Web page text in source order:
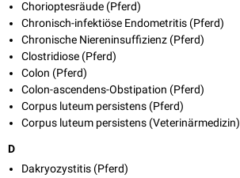
Chorioptesräude (Pferd)
Chronisch-infektiöse Endometritis (Pferd)
Chronische Niereninsuffizienz (Pferd)
Clostridiose (Pferd)
Colon (Pferd)
Colon-ascendens-Obstipation (Pferd)
Corpus luteum persistens (Pferd)
Corpus luteum persistens (Veterinärmedizin)
D
Dakryozystitis (Pferd)